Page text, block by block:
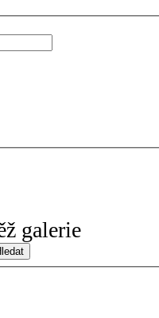
galerie